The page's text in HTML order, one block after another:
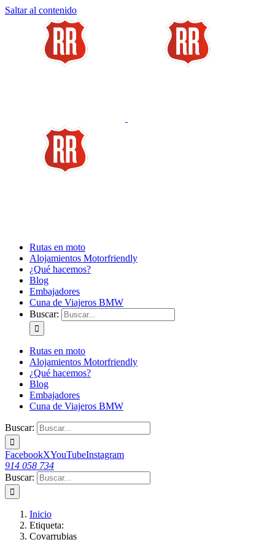
Saltar al contenido
Rutas en moto
Alojamientos Motorfriendly
¿Qué hacemos?
Blog
Embajadores
Cuna de Viajeros BMW
Buscar:
Rutas en moto
Alojamientos Motorfriendly
¿Qué hacemos?
Blog
Embajadores
Cuna de Viajeros BMW
Buscar:
FacebookXYouTubeInstagram
914 058 734
Buscar:
Inicio
Etiqueta:
Covarrubias